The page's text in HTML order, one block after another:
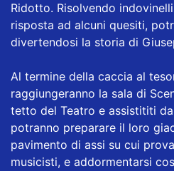
Ridotto. Risolvendo
risposta ad alcuni quesiti,
divertendosi la storia di
Al termine della caccia al
raggiungeranno la sala di
tetto del Teatro e assistititi
potranno preparare il loro
pavimento di assi su cui
musicisti, e addormentarsi